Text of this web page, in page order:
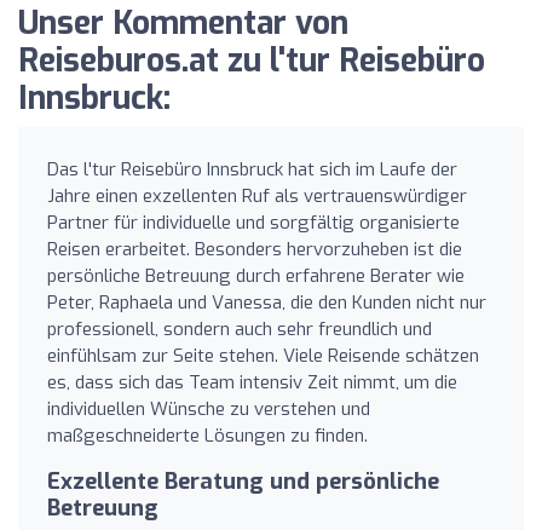
Unser Kommentar von
Reiseburos.at zu l'tur Reisebüro
Innsbruck:
Das l'tur Reisebüro Innsbruck hat sich im Laufe der
Jahre einen exzellenten Ruf als vertrauenswürdiger
Partner für individuelle und sorgfältig organisierte
Reisen erarbeitet. Besonders hervorzuheben ist die
persönliche Betreuung durch erfahrene Berater wie
Peter, Raphaela und Vanessa, die den Kunden nicht nur
professionell, sondern auch sehr freundlich und
einfühlsam zur Seite stehen. Viele Reisende schätzen
es, dass sich das Team intensiv Zeit nimmt, um die
individuellen Wünsche zu verstehen und
maßgeschneiderte Lösungen zu finden.
Exzellente Beratung und persönliche
Betreuung